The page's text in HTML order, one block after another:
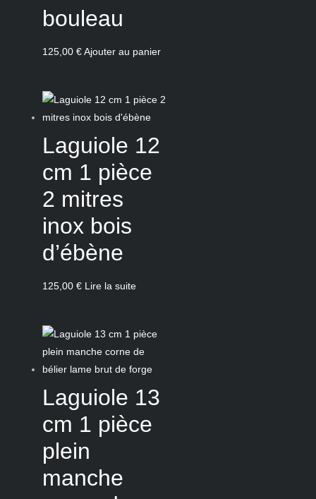
bouleau
125,00 €Ajouter au panier
Laguiole 12
cm 1 pièce
2 mitres
inox bois
d’ébène
125,00 € Lire la suite
Laguiole 13
cm 1 pièce
plein
manche